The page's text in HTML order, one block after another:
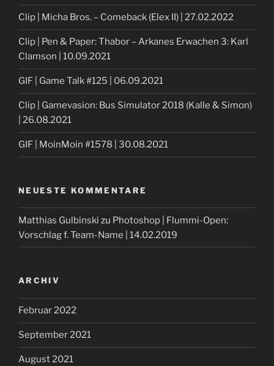
Clip | Micha Bros. – Comeback (Elex II) | 27.02.2022
Clip | Pen & Paper: Thabor – Arkanes Erwachen 3: Karl
Clamson | 10.09.2021
GIF | Game Talk #125 | 06.09.2021
Clip | Gamevasion: Bus Simulator 2018 (Kalle & Simon)
| 26.08.2021
GIF | MoinMoin #1578 | 30.08.2021
NEUESTE KOMMENTARE
Matthias Gulbinski zu Photoshop | Flummi-Open:
Vorschlag f. Team-Name | 14.02.2019
ARCHIV
Februar 2022
September 2021
August 2021